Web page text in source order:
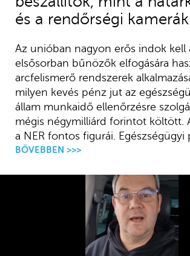
és a rendőrségi
Az unióban nagyon erős indok kell
elsősorban bűnözők elfogására
arcfelismerő rendszerek
milyen kevés pénz jut az
állam munkaidő ellenőrzésre
mégis négymilliárd forintot költött.
a NER fontos figurái. Egészségügyi
BŐVEBBEN >>>